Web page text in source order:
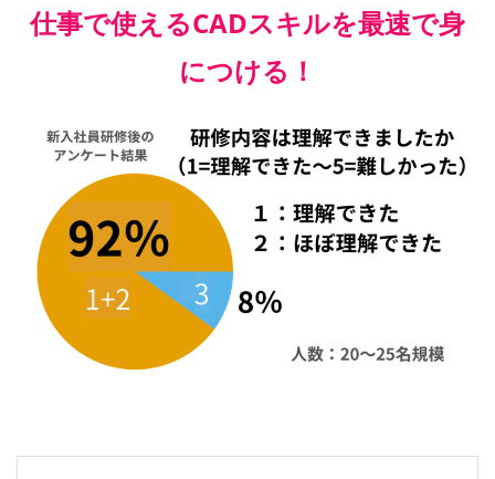
仕事で使えるCADスキルを最速で身
につける！